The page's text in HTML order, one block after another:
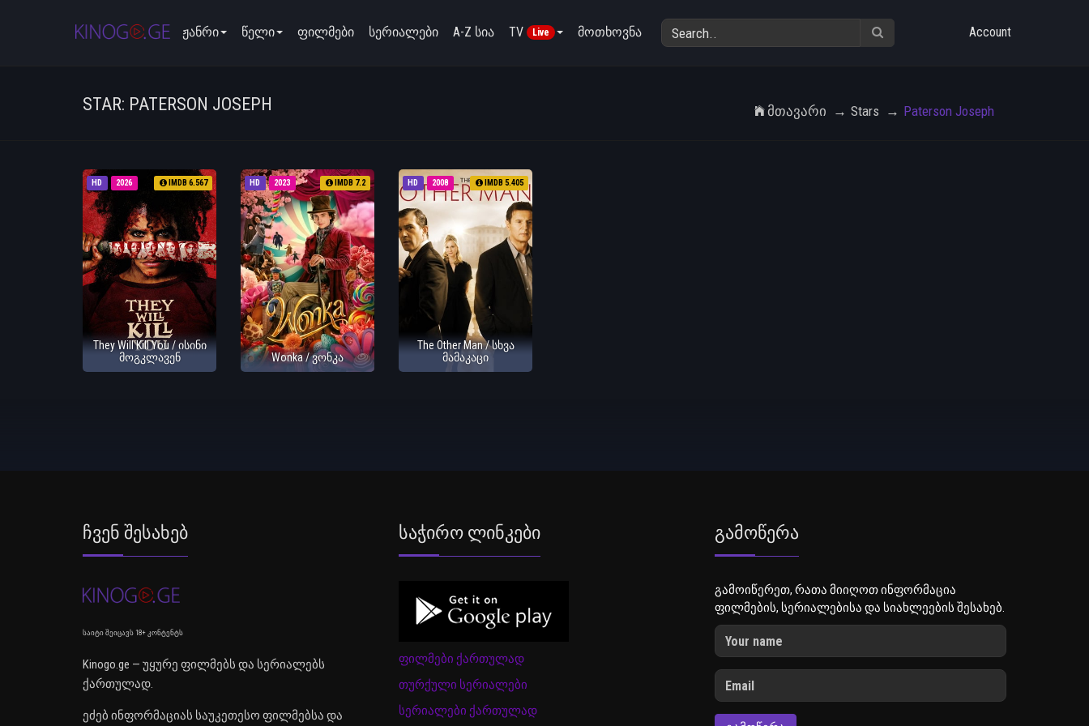
ჟანრი წელი ფილმები სერიალები A-Z სია TV Live მოთხოვნა Account
STAR: PATERSON JOSEPH Მთავარი Stars Paterson Joseph
HD 2026 IMDB 6.567
They Will Kill You / ისინი
მოგკლავენ
HD 2023 IMDB 7.2
Wonka / ვონკა
HD 2008 IMDB 5.405
The Other Man / სხვა
მამაკაცი
Ჩვენ Შესახებ
საიტი შეიცავს 18+ კონტენტს
Kinogo.ge — უყურე ფილმებს და სერიალებს
ქართულად.
ეძებ ინფორმაციას საუკეთესო ფილმებსა და
Საჭირო Ლინკები
ფილმები ქართულად
თურქული სერიალები
სერიალები ქართულად
Გამოწერა
გამოიწერეთ, რათა მიიღოთ ინფორმაცია
ფილმების, სერიალებისა და სიახლეების შესახებ.